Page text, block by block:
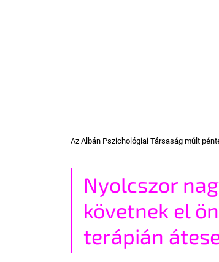
Az Albán Pszichológiai Társaság múlt
Nyolcszor
követnek el
terápián